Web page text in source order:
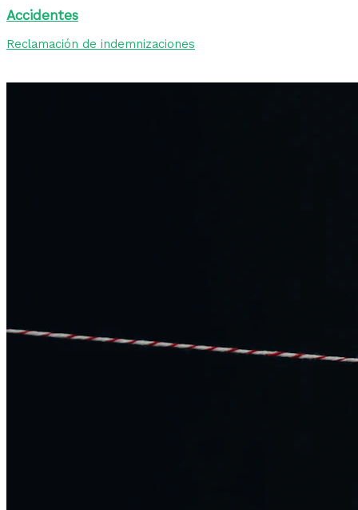
Accidentes
Reclamación de indemnizaciones